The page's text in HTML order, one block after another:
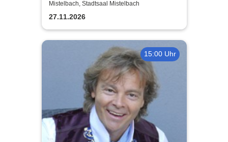
Christmas
Mistelbach, Stadtsaal Mistelbach
27.11.2026
15:00 Uhr